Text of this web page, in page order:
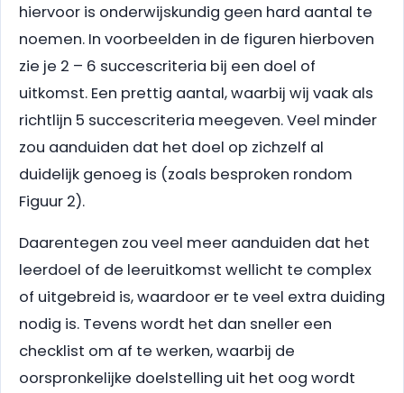
hiervoor is onderwijskundig geen hard aantal te
noemen. In voorbeelden in de figuren hierboven
zie je 2 – 6 succescriteria bij een doel of
uitkomst. Een prettig aantal, waarbij wij vaak als
richtlijn 5 succescriteria meegeven. Veel minder
zou aanduiden dat het doel op zichzelf al
duidelijk genoeg is (zoals besproken rondom
Figuur 2).
Daarentegen zou veel meer aanduiden dat het
leerdoel of de leeruitkomst wellicht te complex
of uitgebreid is, waardoor er te veel extra duiding
nodig is. Tevens wordt het dan sneller een
checklist om af te werken, waarbij de
oorspronkelijke doelstelling uit het oog wordt